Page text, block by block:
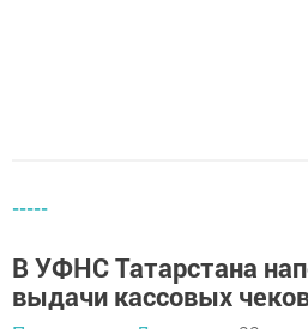
-----
В УФНС Татарстана
выдачи кассовых